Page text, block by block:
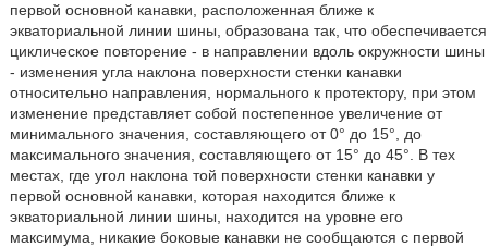
первой основной канавки, расположенная ближе к
экваториальной линии шины, образована так, что обеспечивается
циклическое повторение - в направлении вдоль окружности шины
- изменения угла наклона поверхности стенки канавки
относительно направления, нормального к протектору, при этом
изменение представляет собой постепенное увеличение от
минимального значения, составляющего от 0° до 15°, до
максимального значения, составляющего от 15° до 45°. В тех
местах, где угол наклона той поверхности стенки канавки у
первой основной канавки, которая находится ближе к
экваториальной линии шины, находится на уровне его
максимума, никакие боковые канавки не сообщаются с первой